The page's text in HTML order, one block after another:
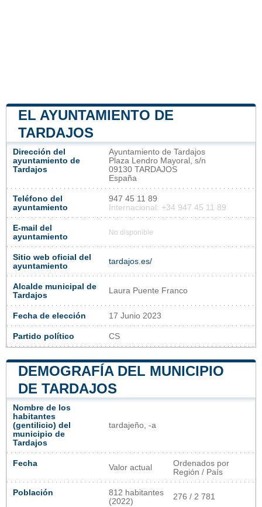
EL AYUNTAMIENTO DE
TARDAJOS
Dirección del
ayuntamiento de
Tardajos
Ayuntamiento de Tardajos
Plaza Lendro Mayoral, s/n
09130 TARDAJOS
España
Teléfono del
ayuntamiento
947 45 11 89
Internacional: +34 947 45 11 89
E-mail del
ayuntamiento
No disponible
Sitio web oficial del
ayuntamiento
tardajos.es/
Alcalde municipal de
Tardajos
Laura Puente Franco
Fecha de elección 17 Junio 2023
Partido político CS
DEMOGRAFÍA DEL MUNICIPIO
DE TARDAJOS
Nombre de los
habitantes
(gentilicio) del
municipio de
Tardajos
tardajeño, -a
Fecha Valor actual
Ordenados por
Región / País
Población
812 habitantes
(2022)
276 / 2 781